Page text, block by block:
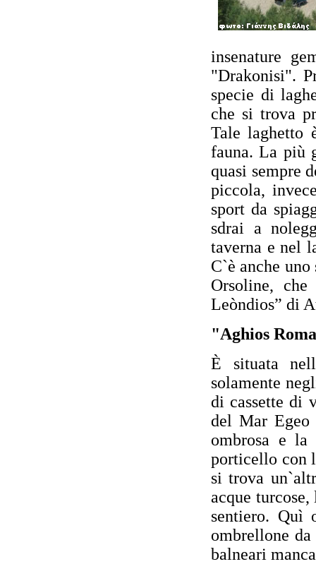
insenature
"Drakonisi".
specie di
che si trova
Tale laghetto
fauna. La più
quasi sempre
piccola,
sport da
sdrai a
taverna e nel
C`è anche
Orsoline,
Leòndios” di
"Aghios
È situata
solamente
di cassette di
del Mar
ombrosa e la
porticello con
si trova
acque
sentiero. Quì
ombrellone
balneari